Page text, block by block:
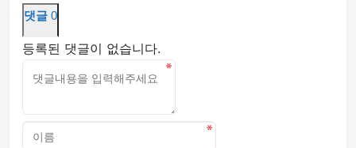
댓글 0
등록된 댓글이 없습니다.